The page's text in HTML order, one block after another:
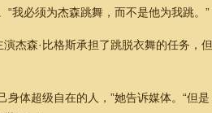
“我必须为杰森跳舞，而不是他为我跳。”
杰森·比格斯承担了跳脱衣舞的任务
身体超级自在的人，”她告诉媒体。“